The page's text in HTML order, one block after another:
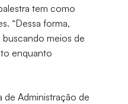
tem como
“Dessa forma,
meios de
enquanto
de Administração de